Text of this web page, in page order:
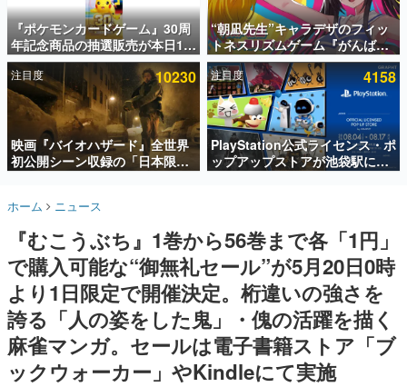
アプリセール情報
インタビュー
連載・特集一覧
殿堂入り記事
SNS拡散数が数千以上！ ページビュー数万以上！ などな
ど。多くの人々に読まれた、電ファミ渾身の“殿堂入り”記
事をまとめました。
名作ゲームクリエイターの方々に製作時のエピソードをお
きます。
赫本
この物語を解いてはいけない。『赫本』は、〈試験問題〉
の形をした短編ホラー小説集です。
新世代に訊く
これからのデジタルゲーム市場を担う若きクリエイター達
の姿を追い、彼らのルーツと情熱を探っていきます。
『ポケモンカードゲーム』30周
年記念商品の抽選販売が本日12
時より開始。拡張パック「30th
CELEBRATION」のボックス
に、「プレミアムデッキセット
エーフィ・ブラッキー」
「FUTURISTIC BOX」の計3商
品
“朝凪先生”キャラデザのフィッ
トネスリズムゲーム『がんば
れ！チアリズム』Steamストア
ページが公開。キャラクターの
CVは陽向葵ゅかさん
注目度 10230
映画『バイオハザード』全世界
初公開シーン収録の「日本限
定」予告映像が解禁。バイオの
「ラクーンシティ総合病院」へ
注目度 4158
PlayStation公式ライセンス・ポ
ップアップストアが池袋駅にて
期間限定で開催。夏のアパレル
ホーム ニュース
『むこうぶち』1巻から56巻まで各「1円」
で購入可能な“御無礼セール”が5月20日0時
より1日限定で開催決定。桁違いの強さを
誇る「人の姿をした鬼」・傀の活躍を描く
麻雀マンガ。セールは電子書籍ストア「ブ
ックウォーカー」やKindleにて実施